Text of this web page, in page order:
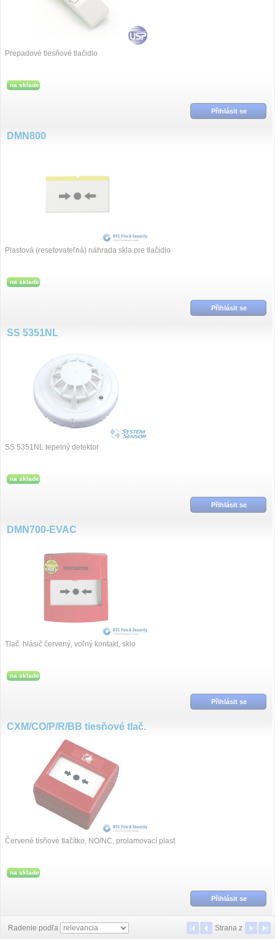
Prepadové tiesňové tlačidlo
na sklade
Přihlásit se
DMN800
Plastová (resetovateľná) náhrada skla pre tlačidlo
na sklade
Přihlásit se
SS 5351NL
SS 5351NL tepelný detektor
na sklade
Přihlásit se
DMN700-EVAC
Tlač. hlásič červený, voľný kontakt, sklo
na sklade
Přihlásit se
CXM/CO/P/R/BB tiesňové tlač.
Červené tísňové tlačítko, NO/NC, prolamovací plast
na sklade
Přihlásit se
Radenie podľa Strana z